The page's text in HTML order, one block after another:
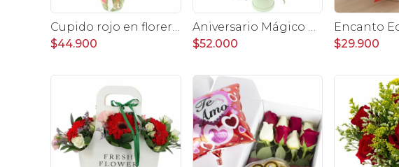
$44.900
$52.000
$29.900